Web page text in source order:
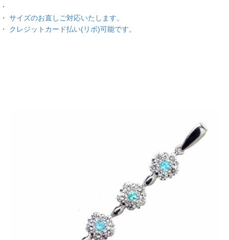
・
・ サイズのお直しご対応いたします。
・ クレジットカード払い(リボ)可能です。